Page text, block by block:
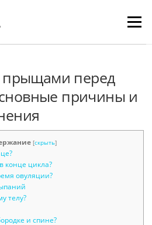
Menu
прыщами перед
причины и
[скрыть]
конце цикла?
овуляции?
телу?
и спине?
Для любых предложений по